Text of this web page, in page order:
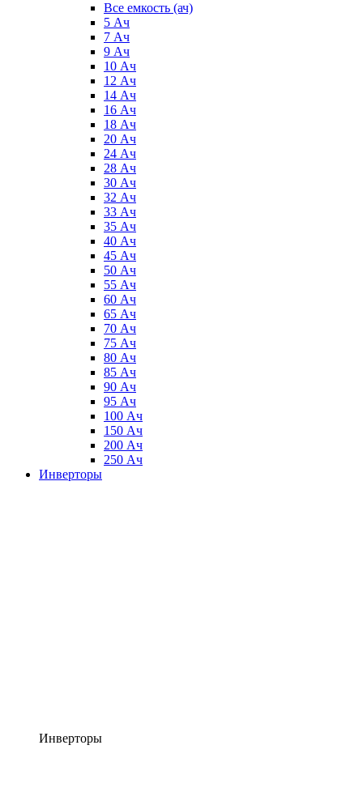
Все емкость (ач)
5 Ач
7 Ач
9 Ач
10 Ач
12 Ач
14 Ач
16 Ач
18 Ач
20 Ач
24 Ач
28 Ач
30 Ач
32 Ач
33 Ач
35 Ач
40 Ач
45 Ач
50 Ач
55 Ач
60 Ач
65 Ач
70 Ач
75 Ач
80 Ач
85 Ач
90 Ач
95 Ач
100 Ач
150 Ач
200 Ач
250 Ач
Инверторы
Инверторы